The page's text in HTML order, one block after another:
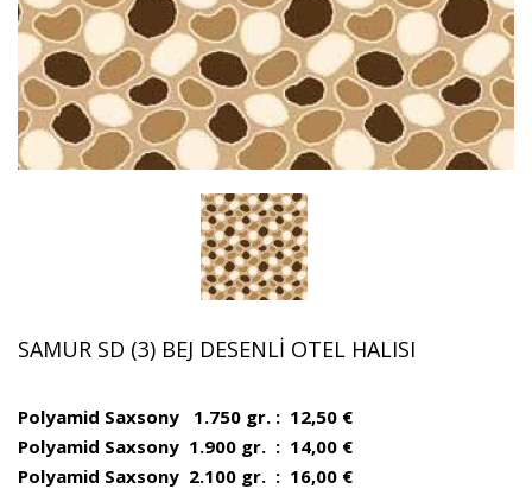
SAMUR SD (3) BEJ DESENLI OTEL HALISI
Polyamid Saxsony 1.750 gr. : 12,50 €
Polyamid Saxsony 1.900 gr. : 14,00 €
Polyamid Saxsony 2.100 gr. : 16,00 €